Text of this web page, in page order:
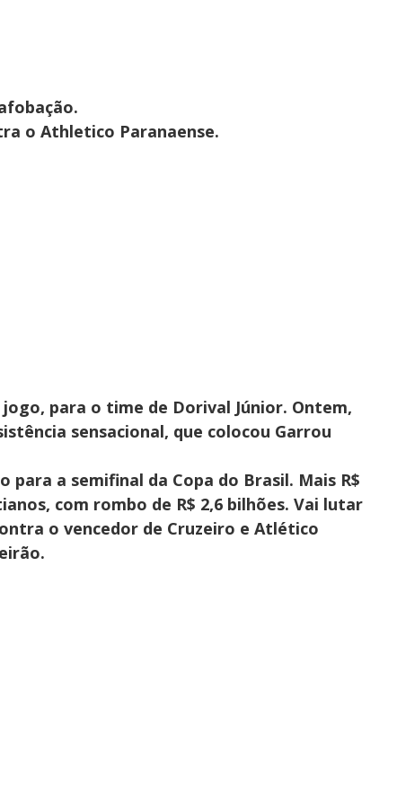
o Athletico Paranaense.
para o time de Dorival Júnior. Ontem,
sensacional, que colocou Garrou
a semifinal da Copa do Brasil. Mais R$
com rombo de R$ 2,6 bilhões. Vai lutar
o vencedor de Cruzeiro e Atlético